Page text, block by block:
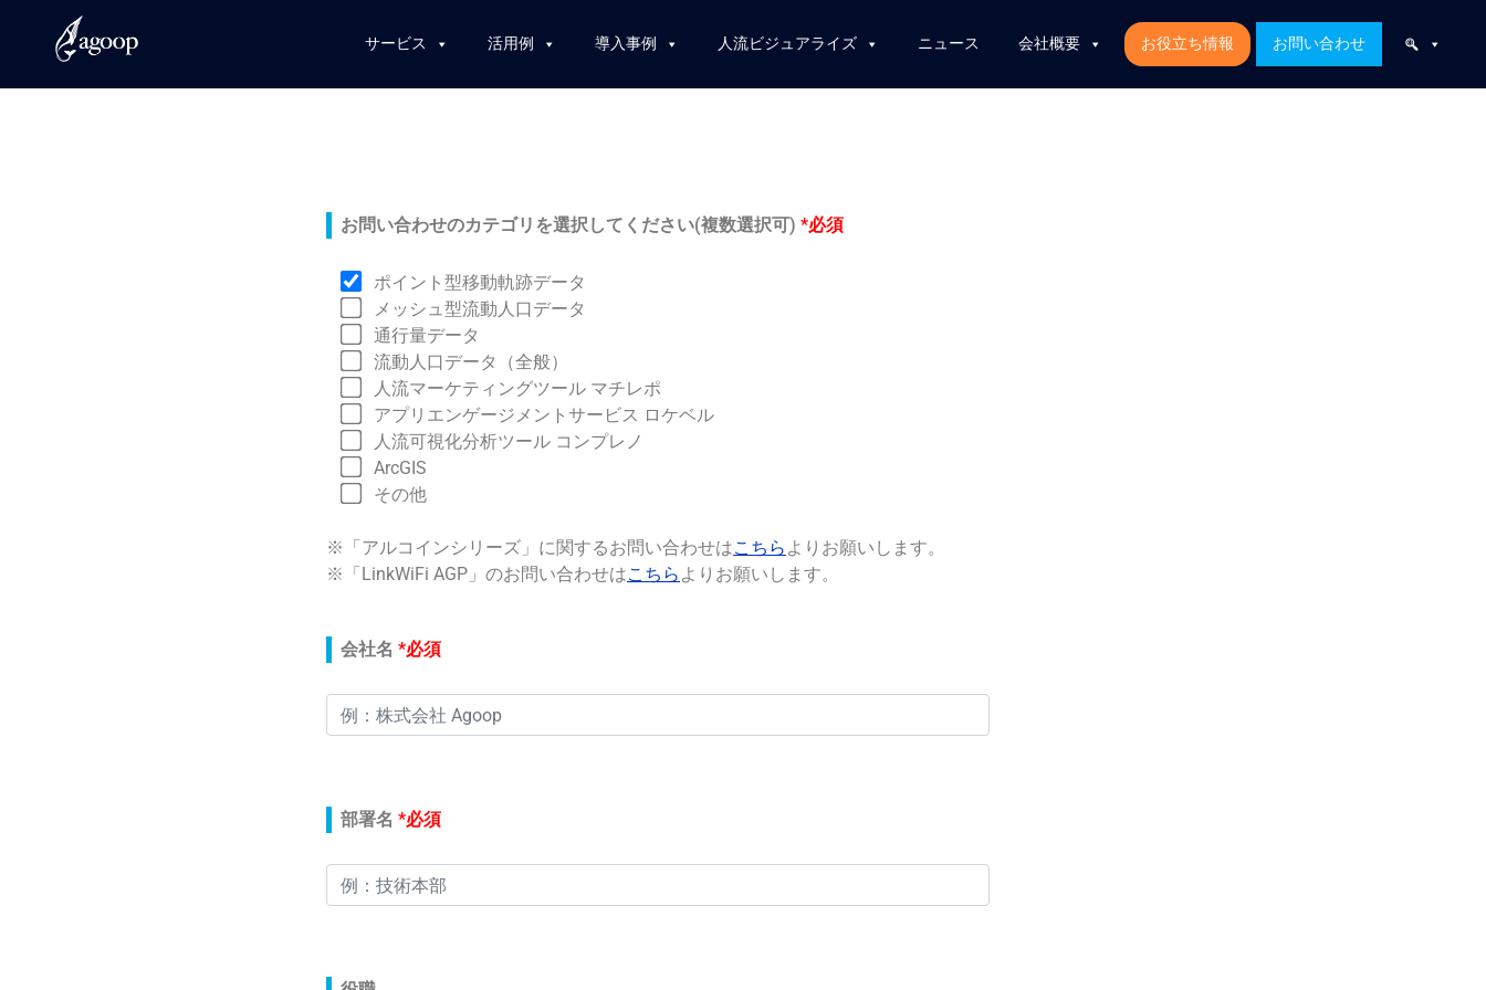
サービス 活用例 導入事例 人流ビジュアライズ ニュース 会社概要 お役立ち情報 お問い合わせ
お問い合わせのカテゴリを選択してください(複数選択可) *必須
ポイント型移動軌跡データ
メッシュ型流動人口データ
通行量データ
流動人口データ（全般）
人流マーケティングツール マチレポ
アプリエンゲージメントサービス ロケベル
人流可視化分析ツール コンプレノ
ArcGIS
その他
※「アルコインシリーズ」に関するお問い合わせはこちら よりお願いします。
※「LinkWiFi AGP」のお問い合わせはこちら よりお願いします。
会社名 *必須
部署名 *必須